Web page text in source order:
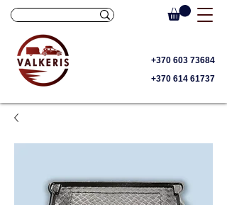
+370 603 73684
+370 614 61737